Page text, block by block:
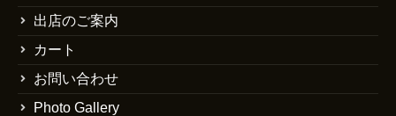
出店のご案内
カート
お問い合わせ
Photo Gallery